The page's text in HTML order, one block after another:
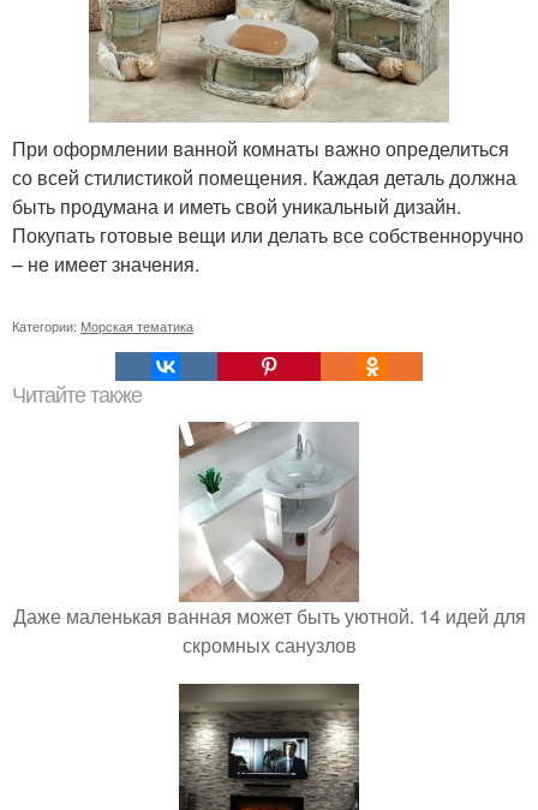
При оформлении ванной комнаты важно определиться
со всей стилистикой помещения. Каждая деталь должна
быть продумана и иметь свой уникальный дизайн.
Покупать готовые вещи или делать все собственноручно
– не имеет значения.
Категории: Морская тематика
Читайте также
Даже маленькая ванная может быть уютной. 14 идей для
скромных санузлов